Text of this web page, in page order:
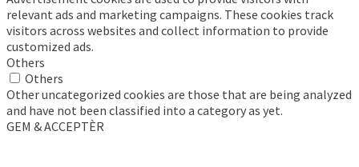
relevant ads and marketing campaigns. These cookies track
visitors across websites and collect information to provide
customized ads.
Others
Others
Other uncategorized cookies are those that are being analyzed
and have not been classified into a category as yet.
GEM & ACCEPTÈR